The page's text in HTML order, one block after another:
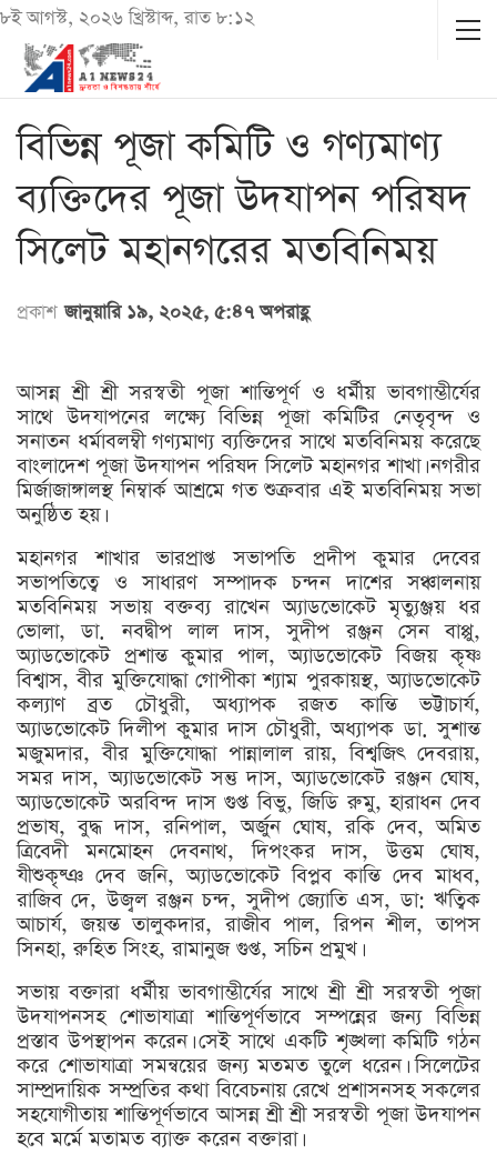
৮ই আগস্ট, ২০২৬ খ্রিস্টাব্দ, রাত ৮:১২
বিভিন্ন পূজা কমিটি ও গণ্যমাণ্য
ব্যক্তিদের পূজা উদযাপন পরিষদ
সিলেট মহানগরের মতবিনিময়
প্রকাশ জানুয়ারি ১৯, ২০২৫, ৫:৪৭ অপরাহ্ণ
আসন্ন শ্রী শ্রী সরস্বতী পূজা শান্তিপূর্ণ ও ধর্মীয় ভাবগাম্ভীর্যের
সাথে উদযাপনের লক্ষ্যে বিভিন্ন পূজা কমিটির নেতৃবৃন্দ ও
সনাতন ধর্মাবলম্বী গণ্যমাণ্য ব্যক্তিদের সাথে মতবিনিময় করেছে
বাংলাদেশ পূজা উদযাপন পরিষদ সিলেট মহানগর শাখা। নগরীর
মির্জাজাঙ্গালস্থ নিম্বার্ক আশ্রমে গত শুক্রবার এই মতবিনিময় সভা
অনুষ্ঠিত হয়।
মহানগর শাখার ভারপ্রাপ্ত সভাপতি প্রদীপ কুমার দেবের
সভাপতিত্বে ও সাধারণ সম্পাদক চন্দন দাশের সঞ্চালনায়
মতবিনিময় সভায় বক্তব্য রাখেন অ্যাডভোকেট মৃত্যুঞ্জয় ধর
ভোলা, ডা. নবদ্বীপ লাল দাস, সুদীপ রঞ্জন সেন বাপ্পু,
অ্যাডভোকেট প্রশান্ত কুমার পাল, অ্যাডভোকেট বিজয় কৃষ্ণ
বিশ্বাস, বীর মুক্তিযোদ্ধা গোপীকা শ্যাম পুরকায়স্থ, অ্যাডভোকেট
কল্যাণ ব্রত চৌধুরী, অধ্যাপক রজত কান্তি ভট্টাচার্য,
অ্যাডভোকেট দিলীপ কুমার দাস চৌধুরী, অধ্যাপক ডা. সুশান্ত
মজুমদার, বীর মুক্তিযোদ্ধা পান্নালাল রায়, বিশ্বজিৎ দেবরায়,
সমর দাস, অ্যাডভোকেট সন্তু দাস, অ্যাডভোকেট রঞ্জন ঘোষ,
অ্যাডভোকেট অরবিন্দ দাস গুপ্ত বিভু, জিডি রুমু, হারাধন দেব
প্রভাষ, বুদ্ধ দাস, রনিপাল, অর্জুন ঘোষ, রকি দেব, অমিত
ত্রিবেদী মনমোহন দেবনাথ, দিপংকর দাস, উত্তম ঘোষ,
যীশুকৃষ্ঞ দেব জনি, অ্যাডভোকেট বিপ্লব কান্তি দেব মাধব,
রাজিব দে, উজ্বল রঞ্জন চন্দ, সুদীপ জ্যোতি এস, ডা: ঋত্বিক
আচার্য, জয়ন্ত তালুকদার, রাজীব পাল, রিপন শীল, তাপস
সিনহা, রুহিত সিংহ, রামানুজ গুপ্ত, সচিন প্রমুখ।
সভায় বক্তারা ধর্মীয় ভাবগাম্ভীর্যের সাথে শ্রী শ্রী সরস্বতী পূজা
উদযাপনসহ শোভাযাত্রা শান্তিপূর্ণভাবে সম্পন্নের জন্য বিভিন্ন
প্রস্তাব উপস্থাপন করেন। সেই সাথে একটি শৃঙ্খলা কমিটি গঠন
করে শোভাযাত্রা সমন্বয়ের জন্য মতমত তুলে ধরেন। সিলেটের
সাম্প্রদায়িক সম্প্রতির কথা বিবেচনায় রেখে প্রশাসনসহ সকলের
সহযোগীতায় শান্তিপূর্ণভাবে আসন্ন শ্রী শ্রী সরস্বতী পূজা উদযাপন
হবে মর্মে মতামত ব্যাক্ত করেন বক্তারা।